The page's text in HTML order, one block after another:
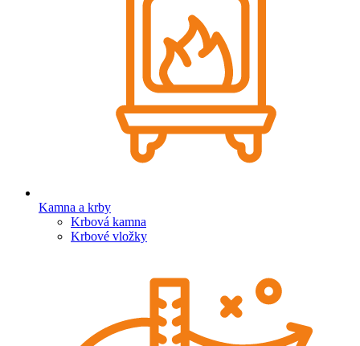
Kamna a krby
Krbová kamna
Krbové vložky